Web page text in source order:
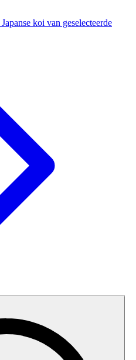
Japanse koi van geselecteerde